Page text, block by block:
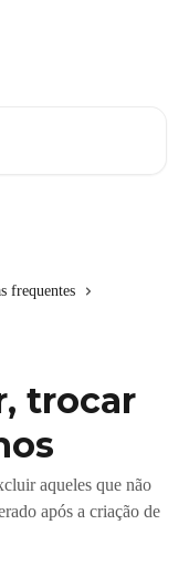
frequentes
trocar
aqueles que não
após a criação de